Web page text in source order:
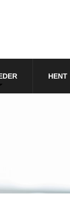
HENT